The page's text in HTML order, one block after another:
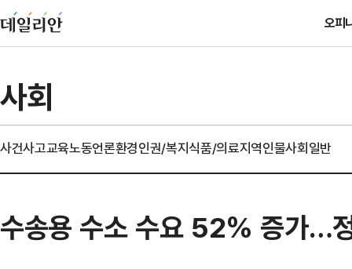
오피
사회
사건사고교육노동언론환경인권/복지식품/의료지역인물사회일반
수송용 수소 수요 52% 증가…